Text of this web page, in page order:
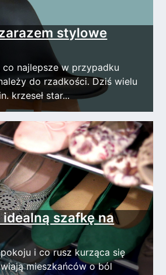
stylowe
co najlepsze w przypadku
do rzadkości. Dziś wielu
krzeseł star...
szafkę na
i co rusz kurząca się
mieszkańców o ból